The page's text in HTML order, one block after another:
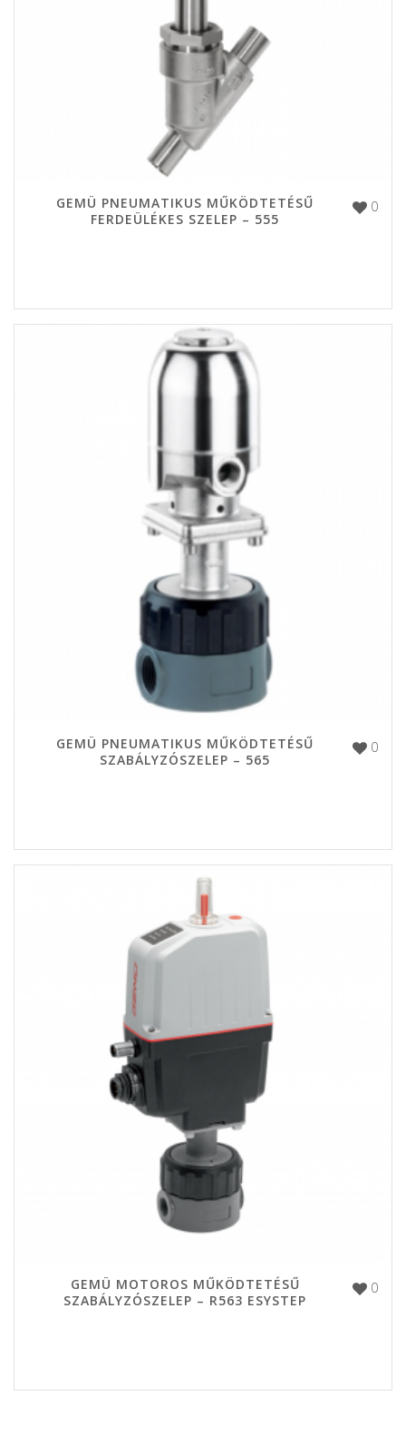
0
GEMÜ PNEUMATIKUS MŰKÖDTETÉSŰ
FERDEÜLÉKES SZELEP – 555
0
GEMÜ PNEUMATIKUS MŰKÖDTETÉSŰ
SZABÁLYZÓSZELEP – 565
0
GEMÜ MOTOROS MŰKÖDTETÉSŰ
SZABÁLYZÓSZELEP – R563 ESYSTEP